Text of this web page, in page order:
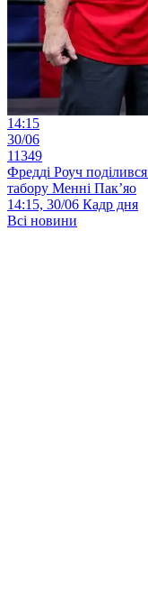
14:15
30/06
11349
Фредді Роуч
табору Менні Пак’яо
14:15, 30/06 Кадр дня
Всі новини